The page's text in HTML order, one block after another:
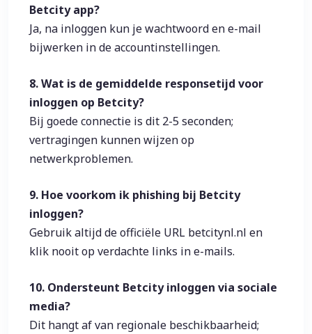
Betcity app?
Ja, na inloggen kun je wachtwoord en e-mail
bijwerken in de accountinstellingen.
8. Wat is de gemiddelde responsetijd voor
inloggen op Betcity?
Bij goede connectie is dit 2-5 seconden;
vertragingen kunnen wijzen op
netwerkproblemen.
9. Hoe voorkom ik phishing bij Betcity
inloggen?
Gebruik altijd de officiële URL betcitynl.nl en
klik nooit op verdachte links in e-mails.
10. Ondersteunt Betcity inloggen via sociale
media?
Dit hangt af van regionale beschikbaarheid;